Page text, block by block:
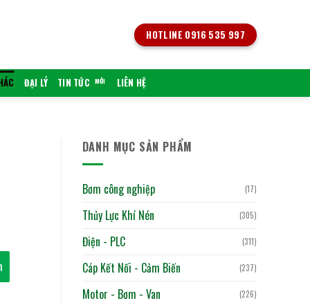
HOTLINE 0916 535 997
ĐẠI LÝ TIN TỨC LIÊN HỆ
DANH MỤC SẢN PHẨM
Bơm công nghiệp (17)
Thủy Lực Khí Nén (305)
Điện - PLC (311)
Cáp Kết Nối - Cảm Biến (237)
Motor - Bơm - Van (226)